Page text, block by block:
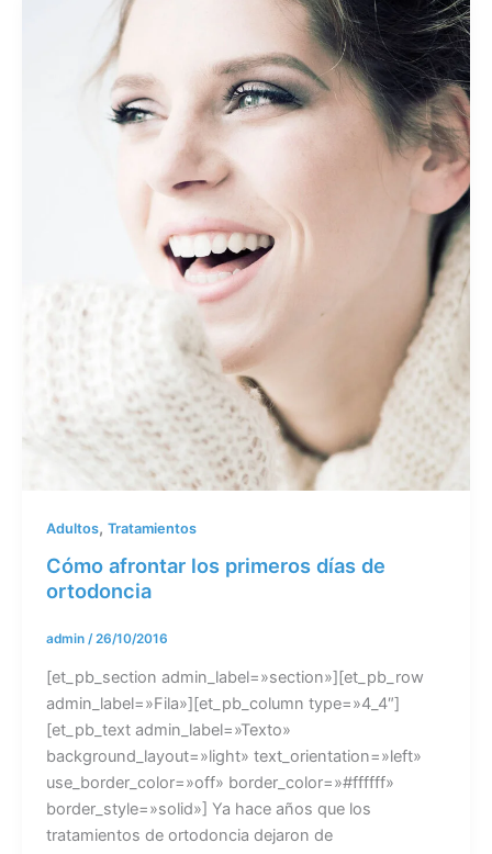
Adultos, Tratamientos
Cómo afrontar los primeros días de
ortodoncia
admin /26/10/2016
[et_pb_section admin_label=»section»][et_pb_row
admin_label=»Fila»][et_pb_column type=»4_4″]
[et_pb_text admin_label=»Texto»
background_layout=»light» text_orientation=»left»
use_border_color=»off» border_color=»#ffffff»
border_style=»solid»] Ya hace años que los
tratamientos de ortodoncia dejaron de